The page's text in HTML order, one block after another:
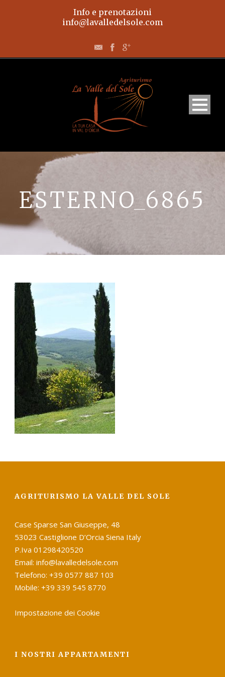
Info e prenotazioni
info@lavalledelsole.com
Home
Appartamenti
L’agriturismo
La Val D’Orcia
Contatti
ESTERNO_6865
AGRITURISMO LA VALLE DEL SOLE
Case Sparse San Giuseppe, 48
53023 Castiglione D’Orcia Siena Italy
P.Iva 01298420520
Email: info@lavalledelsole.com
Telefono: +39 0577 887 103
Mobile: +39 339 545 8770
Impostazione dei Cookie
I NOSTRI APPARTAMENTI